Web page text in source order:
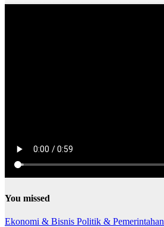
You missed
Ekonomi & Bisnis Politik & Pemerintahan